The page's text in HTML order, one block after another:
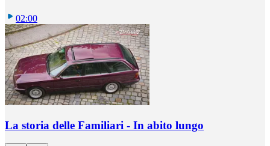
02:00
La storia delle Familiari - In abito lungo